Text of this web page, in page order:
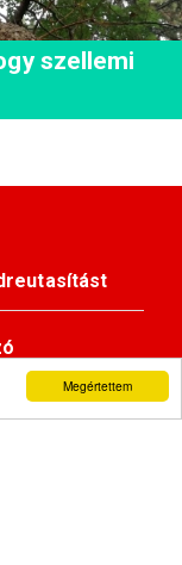
Megértettem
szellemi